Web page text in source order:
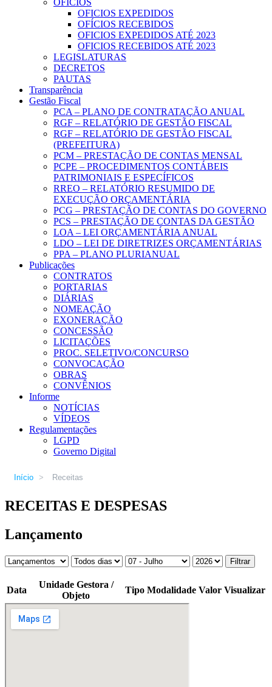
OFICIOS
OFICIOS EXPEDIDOS
OFÍCIOS RECEBIDOS
OFICIOS EXPEDIDOS ATÉ 2023
OFICIOS RECEBIDOS ATÉ 2023
LEGISLATURAS
DECRETOS
PAUTAS
Transparência
Gestão Fiscal
PCA – PLANO DE CONTRATAÇÃO ANUAL
RGF – RELATÓRIO DE GESTÃO FISCAL
RGF – RELATÓRIO DE GESTÃO FISCAL
(PREFEITURA)
PCM – PRESTAÇÃO DE CONTAS MENSAL
PCPE – PROCEDIMENTOS CONTÁBEIS
PATRIMONIAIS E ESPECÍFICOS
RREO – RELATÓRIO RESUMIDO DE
EXECUÇÃO ORÇAMENTÁRIA
PCG – PRESTAÇÃO DE CONTAS DO GOVERNO
PCS – PRESTAÇÃO DE CONTAS DA GESTÃO
LOA – LEI ORÇAMENTÁRIA ANUAL
LDO – LEI DE DIRETRIZES ORÇAMENTÁRIAS
PPA – PLANO PLURIANUAL
Publicações
CONTRATOS
PORTARIAS
DIÁRIAS
NOMEAÇÃO
EXONERAÇÃO
CONCESSÃO
LICITAÇÕES
PROC. SELETIVO/CONCURSO
CONVOCAÇÃO
OBRAS
CONVÊNIOS
Informe
NOTÍCIAS
VÍDEOS
Regulamentações
LGPD
Governo Digital
Início > Receitas
RECEITAS E DESPESAS
Lançamento
Filtrar
Data
Unidade Gestora /
Objeto
Tipo Modalidade Valor Visualizar